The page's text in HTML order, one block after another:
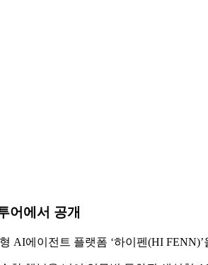
어에서 공개
AI에이전트 플랫폼 ‘하이펜(HI FENN)’